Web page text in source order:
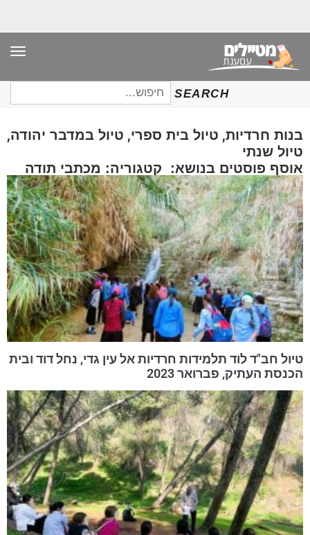
SEARCH
חיפוש
עבור:
בנות חרדיות, טיול בית ספרי, טיול במדבר יהודה,
טיול שנתי
אוסף פוסטים בנושא: קטגוריה: מכתבי תודה
טיול חב"ד לוד תלמידות חרדיות אל עין גדי, נחל דוד ובית
הכנסת העתיק, פברואר 2023